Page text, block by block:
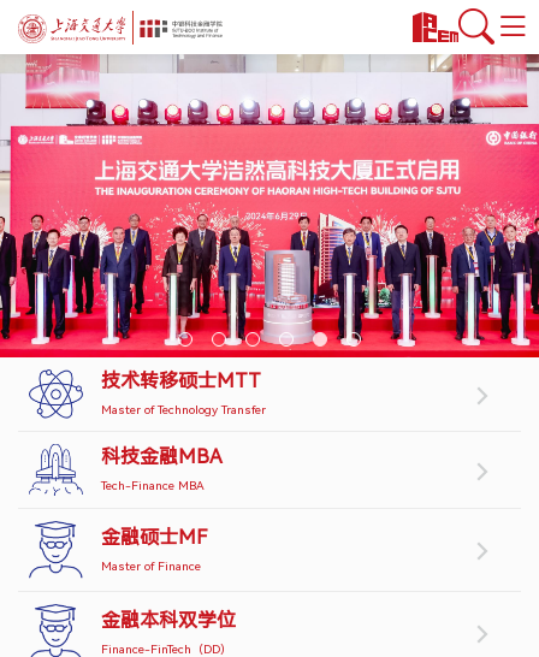
首页
课程项目
技术转移硕士MTT
科技金融MBA
金融硕士MF
金融本科双学位
公益项目
教授/研究
安泰师资
行业师资
交叉科研
生态活动
技术转移硕士MTT
Master of Technology Transfer
科技金融MBA
Tech-Finance MBA
金融硕士MF
Master of Finance
金融本科双学位
Finance-FinTech（DD）